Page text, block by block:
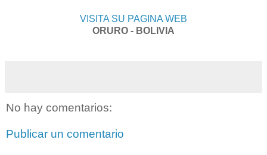
VISITA SU PAGINA WEB
ORURO - BOLIVIA
No hay comentarios:
Publicar un comentario